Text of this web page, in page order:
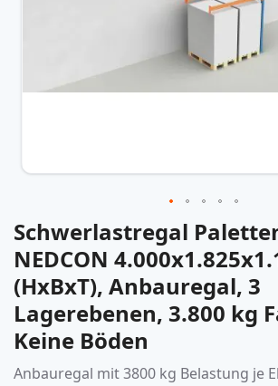
Zum
Anfang
der
Bildergalerie
springen
Schwerlastregal
NEDCON
(HxBxT), Anbauregal, 3
Lagerebenen, 3.800 kg
Keine Böden
Anbauregal mit 3800 kg Belastung je